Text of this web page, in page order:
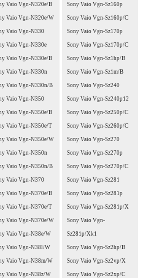
Vaio Vgn-N320e/B
Vaio Vgn-N320e/W
Vaio Vgn-N330
Vaio Vgn-N330e
Vaio Vgn-N330e/B
Vaio Vgn-N330n
Vaio Vgn-N330n/B
Vaio Vgn-N350
Vaio Vgn-N350e/B
Vaio Vgn-N350e/T
Vaio Vgn-N350e/W
Vaio Vgn-N350n
Vaio Vgn-N350n/B
Vaio Vgn-N370
Vaio Vgn-N370e/B
Vaio Vgn-N370e/T
Vaio Vgn-N370e/W
Vaio Vgn-N38e/W
Vaio Vgn-N38l/W
Vaio Vgn-N38m/W
Vaio Vgn-N38z/W
Sony Vaio Vgn-Sz160p
Sony Vaio Vgn-Sz160p/C
Sony Vaio Vgn-Sz170p
Sony Vaio Vgn-Sz170p/C
Sony Vaio Vgn-Sz1hp/B
Sony Vaio Vgn-Sz1m/B
Sony Vaio Vgn-Sz240
Sony Vaio Vgn-Sz240p12
Sony Vaio Vgn-Sz250p/C
Sony Vaio Vgn-Sz260p/C
Sony Vaio Vgn-Sz270
Sony Vaio Vgn-Sz270p
Sony Vaio Vgn-Sz270p/C
Sony Vaio Vgn-Sz281
Sony Vaio Vgn-Sz281p
Sony Vaio Vgn-Sz281p/X
Sony Vaio Vgn-
Sz281p/Xk1
Sony Vaio Vgn-Sz2hp/B
Sony Vaio Vgn-Sz2vp/X
Sony Vaio Vgn-Sz2xp/C